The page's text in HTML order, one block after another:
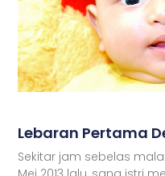
Lebaran Pertama
Sekitar jam sebelas